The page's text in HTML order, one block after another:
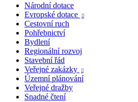
Národní dotace
Evropské dotace

Cestovní ruch
Pohřebnictví
Bydlení
Regionální rozvoj
Stavební řád
Veřejné zakázky

Územní plánování
Veřejné dražby
Snadné čtení